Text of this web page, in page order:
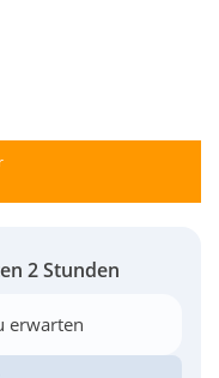
2 Stunden
erwarten